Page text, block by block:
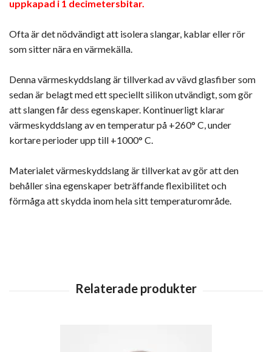
uppkapad i 1 decimetersbitar.
Ofta är det nödvändigt att isolera slangar, kablar eller rör
som sitter nära en värmekälla.
Denna värmeskyddslang är tillverkad av vävd glasfiber som
sedan är belagt med ett speciellt silikon utvändigt, som gör
att slangen får dess egenskaper. Kontinuerligt klarar
värmeskyddslang av en temperatur på +260° C, under
kortare perioder upp till +1000° C.
Materialet värmeskyddslang är tillverkat av gör att den
behåller sina egenskaper beträffande flexibilitet och
förmåga att skydda inom hela sitt temperaturområde.